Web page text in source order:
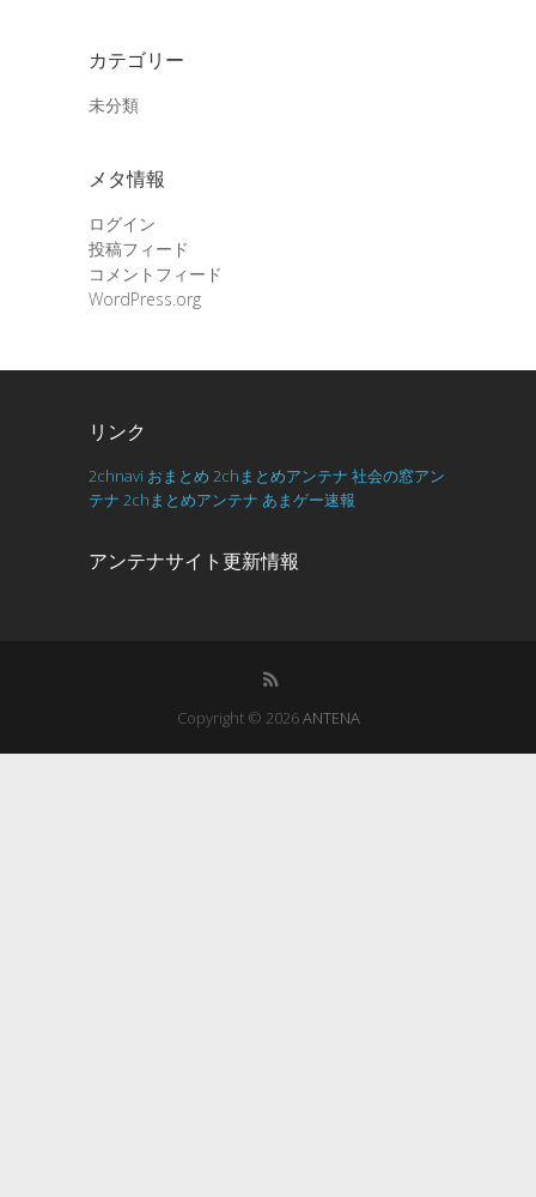
カテゴリー
未分類
メタ情報
ログイン
投稿フィード
コメントフィード
WordPress.org
リンク
2chnavi おまとめ 2chまとめアンテナ 社会の窓アン
テナ 2chまとめアンテナ あまゲー速報
アンテナサイト更新情報
Copyright © 2026ANTENA